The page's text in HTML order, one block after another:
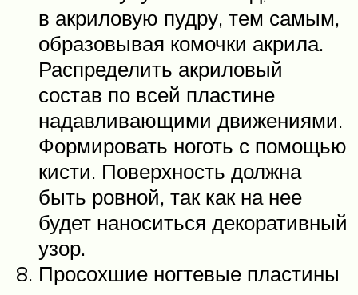
в акриловую пудру, тем самым,
образовывая комочки акрила.
Распределить акриловый
состав по всей пластине
надавливающими движениями.
Формировать ноготь с помощью
кисти. Поверхность должна
быть ровной, так как на нее
будет наноситься декоративный
узор.
Просохшие ногтевые пластины